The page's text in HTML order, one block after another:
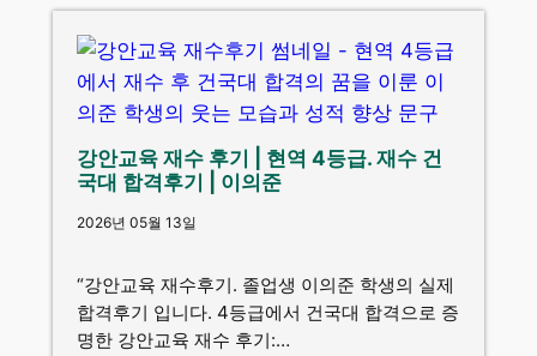
강안교육 재수 후기 | 현역 4등급. 재수 건
국대 합격후기 | 이의준
2026년 05월 13일
“강안교육 재수후기. 졸업생 이의준 학생의 실제
합격후기 입니다. 4등급에서 건국대 합격으로 증
명한 강안교육 재수 후기:…